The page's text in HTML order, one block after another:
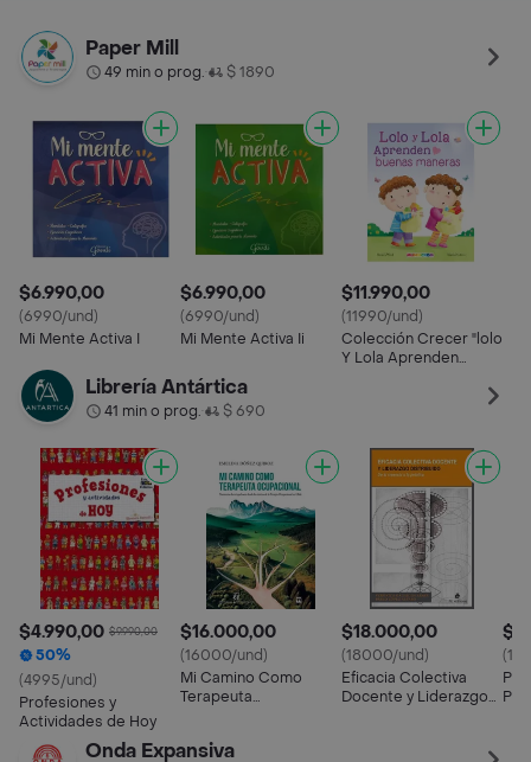
Paper Mill
49 min o prog.• $ 1890
$6.990,00
(6990/und)
Mi Mente Activa I
$6.990,00
(6990/und)
Mi Mente Activa Ii
$11.990,00
(11990/und)
Colección Crecer "lolo
Y Lola Aprenden
Librería Antártica
41 min o prog.• $ 690
$4.990,00 $9.990,00
50%
(4995/und)
Profesiones y
Actividades de Hoy
$16.000,00
(16000/und)
Mi Camino Como
Terapeuta
$18.000,00
(18000/und)
Eficacia Colectiva
Docente y Liderazgo
Onda Expansiva